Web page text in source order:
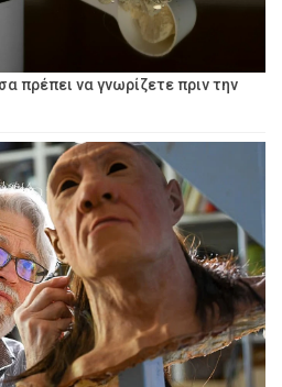
πρέπει να γνωρίζετε πριν την